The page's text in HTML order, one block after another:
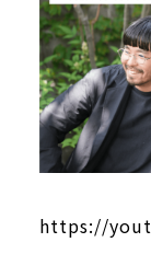
https://